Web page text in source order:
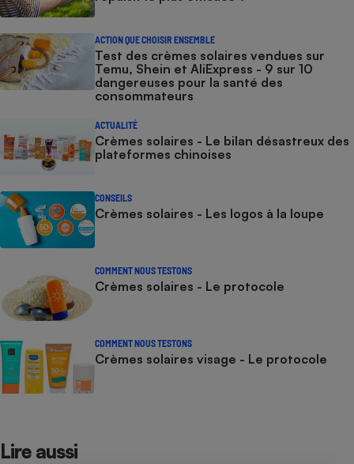
ACTION QUE CHOISIR ENSEMBLE
Test des crèmes solaires vendues sur
Temu, Shein et AliExpress - 9 sur 10
dangereuses pour la santé des
consommateurs
ACTUALITÉ
Crèmes solaires - Le bilan désastreux des
plateformes chinoises
CONSEILS
Crèmes solaires - Les logos à la loupe
COMMENT NOUS TESTONS
Crèmes solaires - Le protocole
COMMENT NOUS TESTONS
Crèmes solaires visage - Le protocole
Lire aussi